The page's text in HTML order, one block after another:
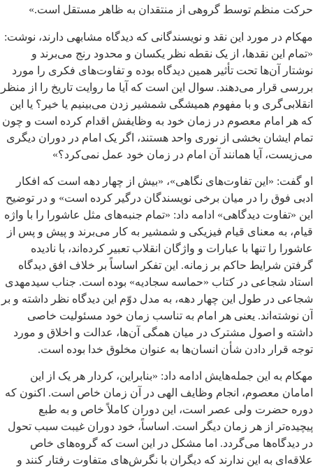
حرکت منظم توسط گروهی از منتقدان به ظاهر مستقل است.»
مهکام در مورد این نقد و نویسندگانی که دیدگاه مشابهی دارند، نوشت:
«تمام این نقدها، از یک نقطه نظر یکسان و محدود رنج می‌برند و
نوشتار آن‌ها تحت تأثیر همین دیدگاه بوده و تفاوت‌های فکری را مورد
بررسی قرار می‌دهند. سوال این است که آیا ما روایت تاریخ را از منظر
انقلابی‌گری و با مفهوم همیشگی شمشیر زدن می‌بینیم یا خیر؟ یا این
که هر امام معصوم در زمان خود به وظایفش اقدام کرده است و چون
تمام ایشان بخشی از نوری واحد هستند، اگر یک امام در دوران دیگری
می‌زیست، آیا همانند آن امام در زمان خود عمل نمی‌کرد؟»
او گفت: «این تفاوت‌های نگاهی»، «بیش از چهار دهه است که افکار
ادبی فوق را در میان برخی نویسندگان درگیر کرده است» و در توضیح
این «تفاوت دیدگاهی» ادامه داد: «تمام جنبه‌های مثل عاشورا را با واژه
قیام، به معنای قیام فیزیکی و شمشیر به کار می‌برند و پیش و پس از
عاشورا را تنها با عبارات و واژگان انقلاب تعبیر کرده‌اند، با نادیده
گرفتن شرایط حاکم بر زمانه. این تفکر اساساً بر خلاف افق دیدگاه
استاد شجاعی در کتاب «حماسه سجادیه» بوده است. جناب سیدمهدی
شجاعی در طول این چهار دهه، به مدل دوّم این دیدگاه نظر داشته و بر
آن نوشته‌اند. یعنی هر امام به تناسب زمان خود مسئولیت خاصی
داشته و اصول مشترک در میان همگی آن‌ها، عدالت و اخلاق و مورد
توجه قرار دادن شأن انسان‌ها به عنوان مخلوق خدا بوده است.
مهکام به این جمله‌هایش ادامه داد: «بنابراین، کردار هر یک از این
امامان معصوم، انجام وظایف الهی در آن زمان خاص است. اکنون که
دوره حضرت ولی عصر است، این دوران کاملاً خاص و به طبع
پیچیده‌تر از هر زمان دیگر است. اساساً، خود دوران غیبت سبب تحول
در دیدگاه‌ها می‌گردد. اما مشکل در این است که گروه‌های خاص
علاقه‌ای به این ندارند که دیگران با نگرش‌های متفاوت رفتار کنند و